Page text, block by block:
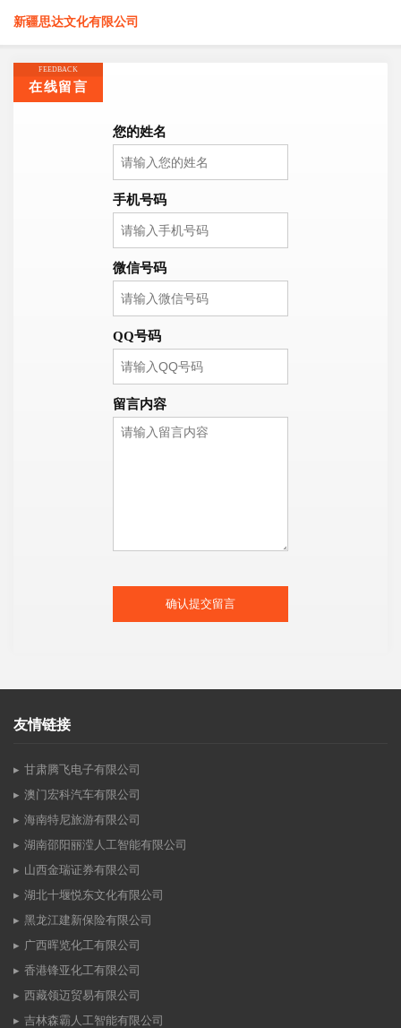
新疆思达文化有限公司
FEEDBACK
在线留言
您的姓名
手机号码
微信号码
QQ号码
留言内容
确认提交留言
友情链接
甘肃腾飞电子有限公司
澳门宏科汽车有限公司
海南特尼旅游有限公司
湖南邵阳丽滢人工智能有限公司
山西金瑞证券有限公司
湖北十堰悦东文化有限公司
黑龙江建新保险有限公司
广西晖览化工有限公司
香港锋亚化工有限公司
西藏领迈贸易有限公司
吉林森霸人工智能有限公司